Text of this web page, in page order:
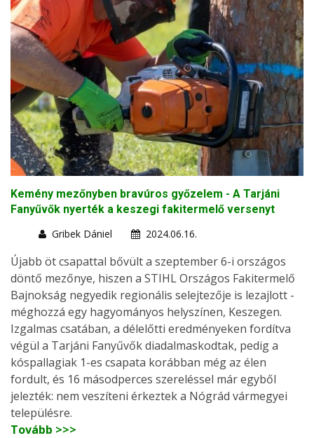
Kemény mezőnyben bravúros győzelem - A Tarjáni
Fanyűvők nyerték a keszegi fakitermelő versenyt
Gribek Dániel
2024.06.16.
Újabb öt csapattal bővült a szeptember 6-i országos
döntő mezőnye, hiszen a STIHL Országos Fakitermelő
Bajnokság negyedik regionális selejtezője is lezajlott -
méghozzá egy hagyományos helyszínen, Keszegen.
Izgalmas csatában, a délelőtti eredményeken fordítva
végül a Tarjáni Fanyűvők diadalmaskodtak, pedig a
kóspallagiak 1-es csapata korábban még az élen
fordult, és 16 másodperces szereléssel már egyből
jelezték: nem veszíteni érkeztek a Nógrád vármegyei
településre.
Tovább >>>